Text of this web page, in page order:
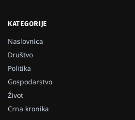
KATEGORIJE
Naslovnica
Društvo
Politika
Gospodarstvo
Život
Crna kronika